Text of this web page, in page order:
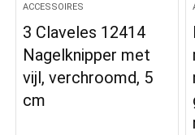
ACCESSOIRES
3 Claveles 12414
Nagelknipper met
vijl, verchroomd, 5
cm